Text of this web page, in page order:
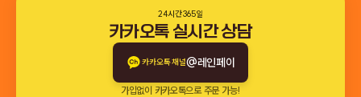
24시간 365일
카카오톡 실시간 상담
카카오톡 채널@레인페이
가입없이 카카오톡으로 주문 가능!